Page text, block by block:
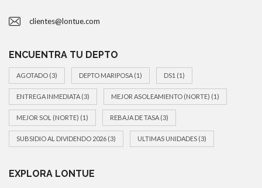
clientes@lontue.com
ENCUENTRA TU DEPTO
AGOTADO (3) DEPTO MARIPOSA (1) DS1 (1)
ENTREGA INMEDIATA (3) MEJOR ASOLEAMIENTO (NORTE) (1)
MEJOR SOL (NORTE) (1) REBAJA DE TASA (3)
SUBSIDIO AL DIVIDENDO 2026 (3) ULTIMAS UNIDADES (3)
EXPLORA LONTUE